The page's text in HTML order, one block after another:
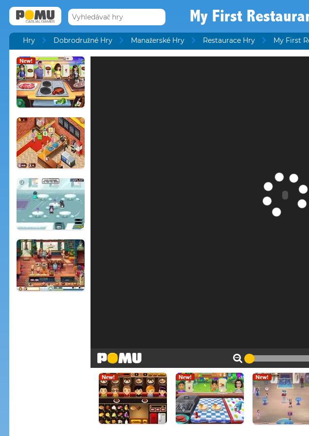
My First
Hry Dobrodružné Hry Manažerské Hry Restaurace Hry My First